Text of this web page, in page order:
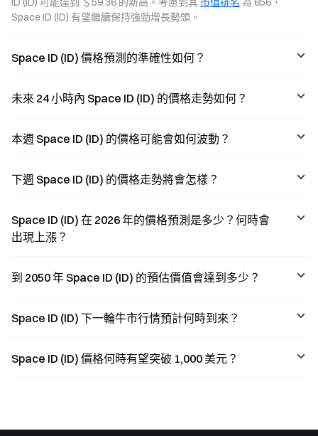
As discussions
around AI
verification, and
momentum, the
market is once
value and
identity
tokenomics. It
inflation exert
long-term
Space ID (ID) 有望繼續保持強勁增長勢頭。
Space ID (ID) 價格預測的準確性如何？
未來 24 小時內 Space ID (ID) 的價格走勢如何？
本週 Space ID (ID) 的價格可能會如何波動？
下週 Space ID (ID) 的價格走勢將會怎樣？
Space ID (ID) 在 2026 年的價格預測是多少？何時會
出現上漲？
到 2050 年 Space ID (ID) 的預估價值會達到多少？
Space ID (ID) 下一輪牛市行情預計何時到來？
Space ID (ID) 價格何時有望突破 1,000 美元？